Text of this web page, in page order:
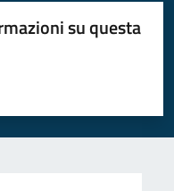
su questa